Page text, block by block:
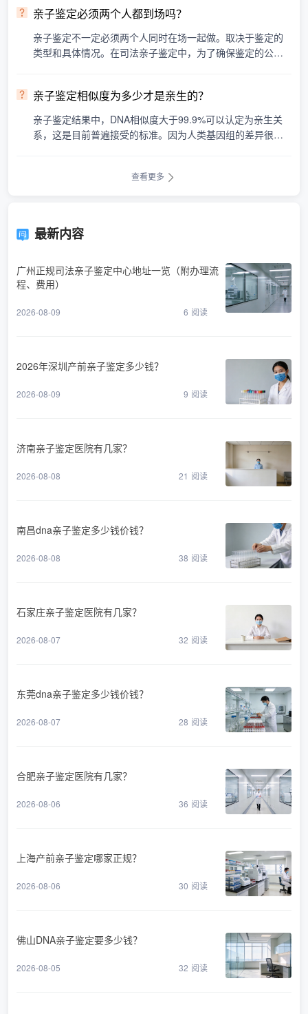
亲子鉴定必须两个人都到场吗？
亲子鉴定不一定必须两个人同时在场一起做。取决于鉴定的
类型和具体情况。在司法亲子鉴定中，为了确保鉴定的公正
亲子鉴定相似度为多少才是亲生的？
亲子鉴定结果中，DNA相似度大于99.9%可以认定为亲生关
系，这是目前普遍接受的标准。因为人类基因组的差异很
查看更多
最新内容
广州正规司法亲子鉴定中心地址一览（附办理流
程、费用）
2026-08-09 6 阅读
2026年深圳产前亲子鉴定多少钱？
2026-08-09 9 阅读
济南亲子鉴定医院有几家？
2026-08-08 21 阅读
南昌dna亲子鉴定多少钱价钱？
2026-08-08 38 阅读
石家庄亲子鉴定医院有几家？
2026-08-07 32 阅读
东莞dna亲子鉴定多少钱价钱？
2026-08-07 28 阅读
合肥亲子鉴定医院有几家？
2026-08-06 36 阅读
上海产前亲子鉴定哪家正规？
2026-08-06 30 阅读
佛山DNA亲子鉴定要多少钱？
2026-08-05 32 阅读